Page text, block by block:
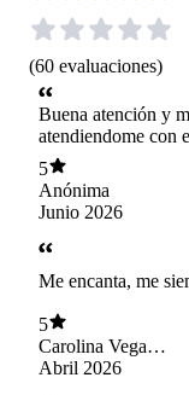
(60 evaluaciones)
Buena atención y
atendiendome con
a ayudar, me ha
muchas gracias,
5
Anónima
Junio 2026
Me encanta, me
5
Carolina Vega
Barraza
Abril 2026